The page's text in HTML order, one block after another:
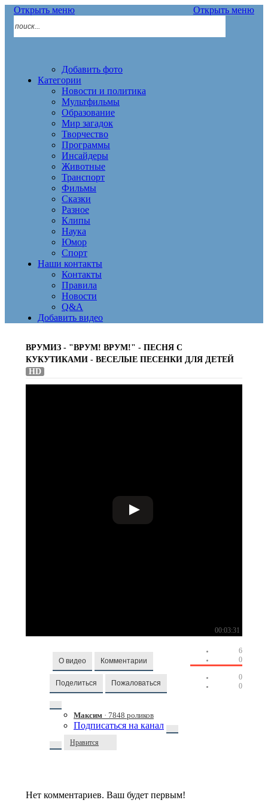
Открыть меню Открыть меню
Добавить фото
Категории
Новости и политика
Мультфильмы
Образование
Мир загадок
Творчество
Программы
Инсайдеры
Животные
Транспорт
Фильмы
Сказки
Разное
Клипы
Наука
Юмор
Спорт
Наши контакты
Контакты
Правила
Новости
Q&A
Добавить видео
ВРУМИЗ - "ВРУМ! ВРУМ!" - ПЕСНЯ С
КУКУТИКАМИ - ВЕСЕЛЫЕ ПЕСЕНКИ ДЛЯ ДЕТЕЙ
HD
00:03:31
О видео Комментарии
Поделиться Пожаловаться
Максим · 7848 роликов
Подписаться на канал
Нравится
6
0
0
0
Нет комментариев. Ваш будет первым!